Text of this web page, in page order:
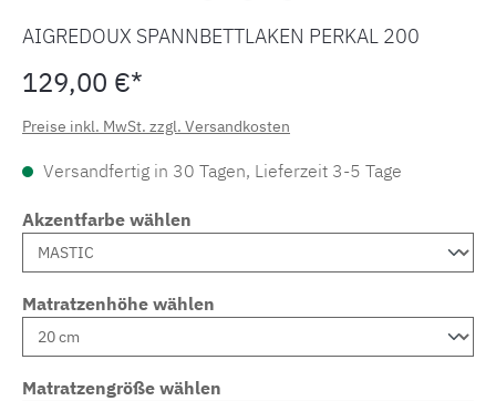
AIGREDOUX SPANNBETTLAKEN PERKAL 200
129,00 €*
Preise inkl. MwSt. zzgl. Versandkosten
Versandfertig in 30 Tagen, Lieferzeit 3-5 Tage
Akzentfarbe wählen
Matratzenhöhe wählen
Matratzengröße wählen